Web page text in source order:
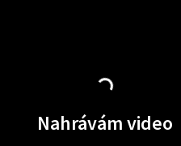
Nahrávám video